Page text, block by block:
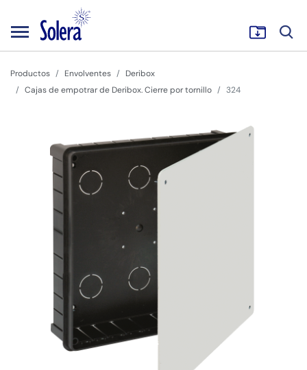
Productos Envolventes
Deribox
Cajas de empotrar de Deribox. Cierre por tornillo
324